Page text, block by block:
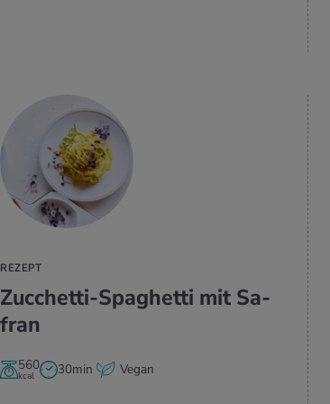
REZEPT
Zuc­chet­ti-Spa­ghet­ti mit Sa­
fran
560
kcal 30min Vegan